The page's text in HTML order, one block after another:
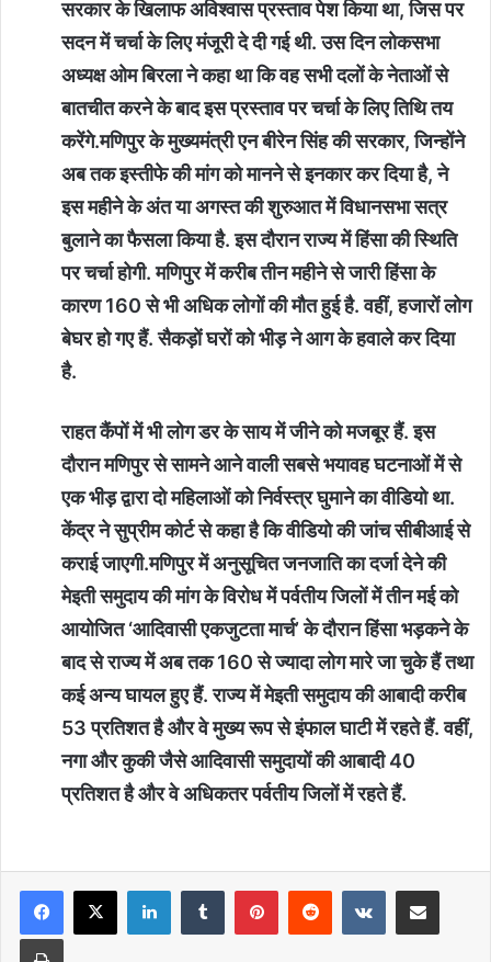
सरकार के खिलाफ अविश्वास प्रस्ताव पेश किया था, जिस पर
सदन में चर्चा के लिए मंजूरी दे दी गई थी. उस दिन लोकसभा
अध्यक्ष ओम बिरला ने कहा था कि वह सभी दलों के नेताओं से
बातचीत करने के बाद इस प्रस्ताव पर चर्चा के लिए तिथि तय
करेंगे.मणिपुर के मुख्यमंत्री एन बीरेन सिंह की सरकार, जिन्होंने
अब तक इस्तीफे की मांग को मानने से इनकार कर दिया है, ने
इस महीने के अंत या अगस्त की शुरुआत में विधानसभा सत्र
बुलाने का फैसला किया है. इस दौरान राज्‍य में हिंसा की स्थिति
पर चर्चा होगी. मणिपुर में करीब तीन महीने से जारी हिंसा के
कारण 160 से भी अधिक लोगों की मौत हुई है. वहीं, हजारों लोग
बेघर हो गए हैं. सैकड़ों घरों को भीड़ ने आग के हवाले कर दिया
है.
राहत कैंपों में भी लोग डर के साय में जीने को मजबूर हैं. इस
दौरान मणिपुर से सामने आने वाली सबसे भयावह घटनाओं में से
एक भीड़ द्वारा दो महिलाओं को निर्वस्‍त्र घुमाने का वीडियो था.
केंद्र ने सुप्रीम कोर्ट से कहा है कि वीडियो की जांच सीबीआई से
कराई जाएगी.मणिपुर में अनुसूचित जनजाति का दर्जा देने की
मेइती समुदाय की मांग के विरोध में पर्वतीय जिलों में तीन मई को
आयोजित ‘आदिवासी एकजुटता मार्च’ के दौरान हिंसा भड़कने के
बाद से राज्य में अब तक 160 से ज्यादा लोग मारे जा चुके हैं तथा
कई अन्य घायल हुए हैं. राज्य में मेइती समुदाय की आबादी करीब
53 प्रतिशत है और वे मुख्य रूप से इंफाल घाटी में रहते हैं. वहीं,
नगा और कुकी जैसे आदिवासी समुदायों की आबादी 40
प्रतिशत है और वे अधिकतर पर्वतीय जिलों में रहते हैं.